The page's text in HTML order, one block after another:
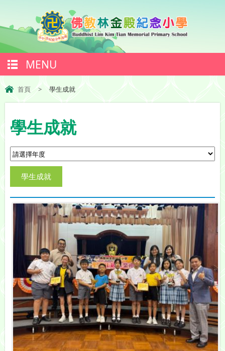
MENU
首頁 > 學生成就
學生成就
學生成就